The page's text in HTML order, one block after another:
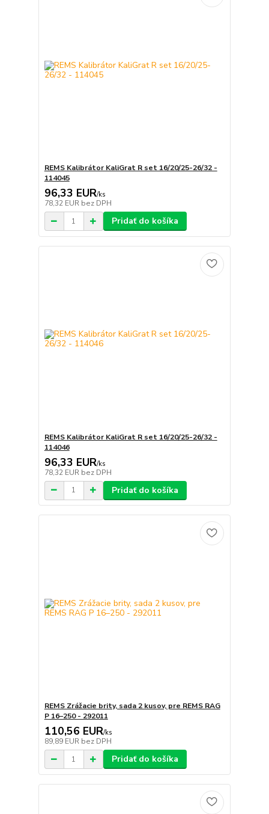
REMS Kalibrátor KaliGrat R set 16/20/25-26/32 -
114045
96,33 EUR/ks
78,32 EUR bez DPH
Pridať do košíka
REMS Kalibrátor KaliGrat R set 16/20/25-26/32 -
114046
96,33 EUR/ks
78,32 EUR bez DPH
Pridať do košíka
REMS Zrážacie brity, sada 2 kusov, pre REMS RAG
P 16–250 - 292011
110,56 EUR/ks
89,89 EUR bez DPH
Pridať do košíka